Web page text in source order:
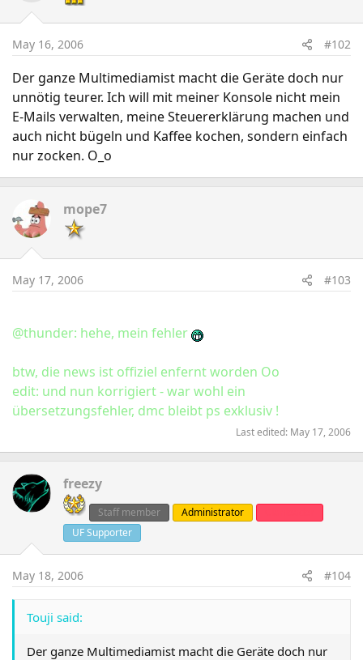
May 16, 2006 #102
Der ganze Multimediamist macht die Geräte doch nur
unnötig teurer. Ich will mit meiner Konsole nicht mein
E-Mails verwalten, meine Steuererklärung machen und
auch nicht bügeln und Kaffee kochen, sondern einfach
nur zocken. O_o
mope7
May 17, 2006 #103
@thunder: hehe, mein fehler
btw, die news ist offiziel enfernt worden Oo
edit: und nun korrigiert - war wohl ein
übersetzungsfehler, dmc bleibt ps exklusiv !
Last edited: May 17, 2006
freezy
Staff member Administrator
UF Supporter
May 18, 2006 #104
Touji said:
Der ganze Multimediamist macht die Geräte doch nur